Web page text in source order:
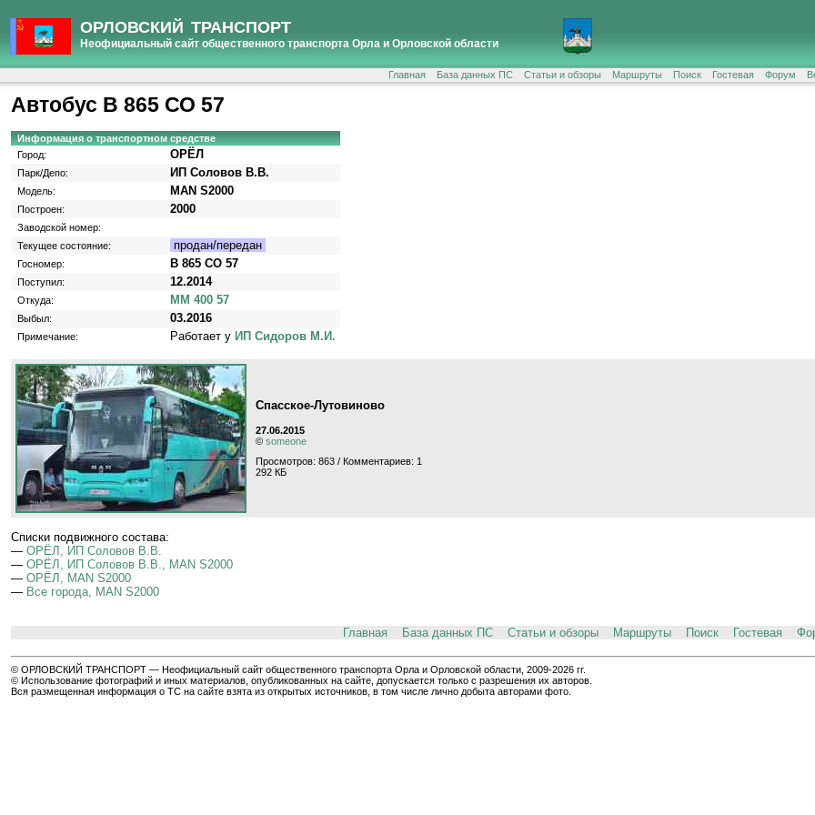
ОРЛОВСКИЙ ТРАНСПОРТ
Неофициальный сайт общественного транспорта Орла и Орловской области
Главная База данных ПС Статьи и обзоры Маршруты Поиск Гостевая Форум
Автобус В 865 СО 57
Информация о транспортном средстве
Город:
ОРЁЛ
Парк/Депо: ИП Соловов В.В.
Модель: MAN S2000
Построен: 2000
Заводской номер:
Текущее состояние:
продан/передан
Госномер: В 865 СО 57
Поступил: 12.2014
Откуда: ММ 400 57
Выбыл: 03.2016
Примечание: Работает у ИП Сидоров М.И.
Спасское-Лутовиново
27.06.2015
© someone
Просмотров: 863 / Комментариев: 1
292 КБ
Cписки подвижного состава:
— ОРЁЛ, ИП Соловов В.В.
— ОРЁЛ, ИП Соловов В.В., MAN S2000
— ОРЁЛ, MAN S2000
— Все города, MAN S2000
Главная База данных ПС Статьи и обзоры Маршруты Поиск Гостевая
© ОРЛОВСКИЙ ТРАНСПОРТ — Неофициальный сайт общественного транспорта Орла и Орловской области, 2009-2026 гг.
© Использование фотографий и иных материалов, опубликованных на сайте, допускается только с разрешения их авторов.
Вся размещенная информация о ТС на сайте взята из открытых источников, в том числе лично добыта авторами фото.